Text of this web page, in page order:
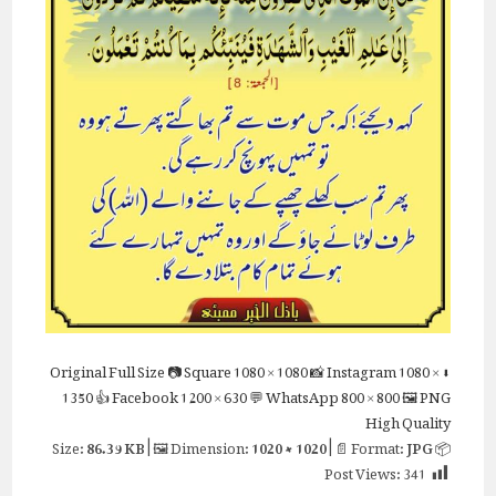
⬇ Original
Full Size📷 Square1080 × 1080📸 Instagram1080 ×
1350👍 Facebook1200 × 630💬 WhatsApp800 × 800🖼 PNG
High Quality
📦 Size:
86.39 KB| 🖼 Dimension:1020 × 1020| 📄 Format:JPG
Post Views:341